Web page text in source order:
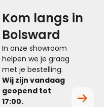
Kom langs in
Bolsward
In onze showroom
helpen we je graag
met je bestelling.
Wij zijn vandaag
geopend tot
17:00.